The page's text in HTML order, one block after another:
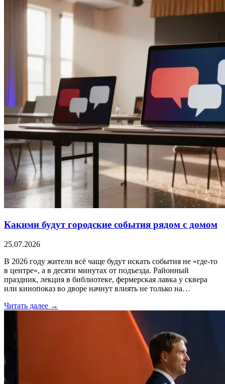
Какими будут городские события рядом с домом
25.07.2026
В 2026 году жители всё чаще будут искать события не «где-то
в центре», а в десяти минутах от подъезда. Районный
праздник, лекция в библиотеке, фермерская лавка у сквера
или кинопоказ во дворе начнут влиять не только на…
Читать далее →